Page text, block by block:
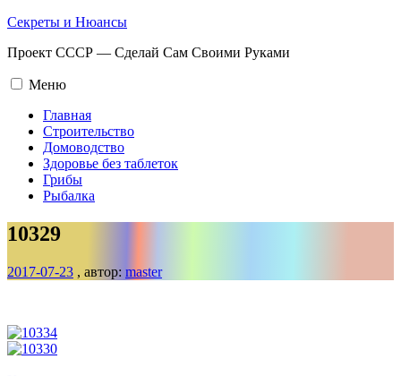
Промотать
содержимому.
Секреты и Нюансы
Проект СССР — Сделай Сам Своими Руками
Меню
Главная
Строительство
Домоводство
Здоровье без таблеток
Грибы
Рыбалка
10329
2017-07-23 , автор: master
Навигация
по